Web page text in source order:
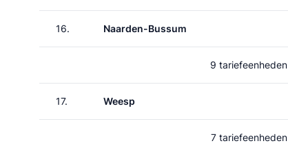
16. Naarden-Bussum
9 tariefeenheden
17. Weesp
7 tariefeenheden